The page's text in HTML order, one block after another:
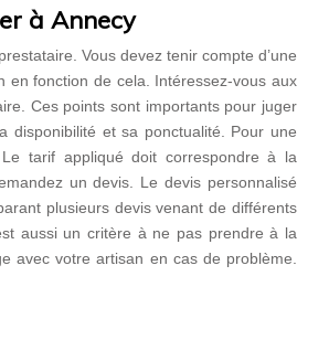
à Annecy
Vous devez tenir compte d’une
en fonction de cela. Intéressez-vous aux
Ces points sont importants pour juger
disponibilité et sa ponctualité. Pour une
tarif appliqué doit correspondre à la
un devis. Le devis personnalisé
plusieurs devis venant de différents
aussi un critère à ne pas prendre à la
avec votre artisan en cas de problème.